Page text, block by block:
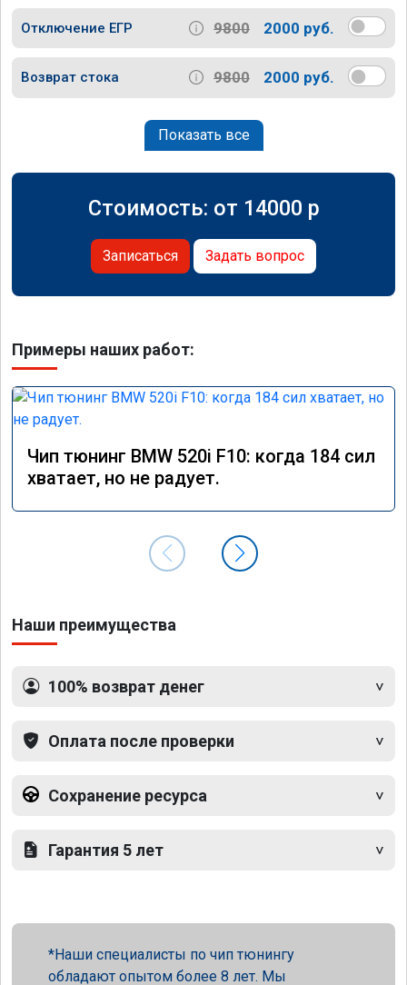
Отключение ЕГР 9800 2000 руб.
Возврат стока 9800 2000 руб.
Показать все
Стоимость: от 14000 p
Записаться Задать вопрос
Примеры наших работ:
Чип тюнинг BMW 520i F10: когда 184 сил
хватает, но не радует.
Наши преимущества
100% возврат денег
Оплата после проверки
Сохранение ресурса
Гарантия 5 лет
Наши специалисты по чип тюнингу
обладают опытом более 8 лет. Мы